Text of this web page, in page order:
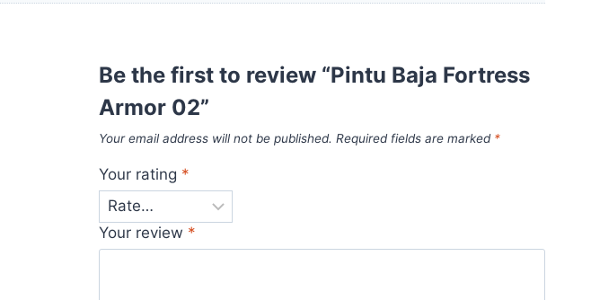
Be the first to review “Pintu Baja Fortress
Armor 02”
Your email address will not be published. Required fields are marked *
Your rating *
Your review *